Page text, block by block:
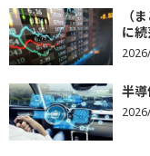
（
に
半